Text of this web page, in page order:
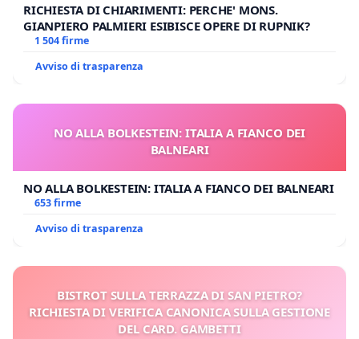
RICHIESTA DI CHIARIMENTI: PERCHE' MONS.
GIANPIERO PALMIERI ESIBISCE OPERE DI RUPNIK?
1 504 firme
Avviso di trasparenza
NO ALLA BOLKESTEIN: ITALIA A FIANCO DEI
BALNEARI
NO ALLA BOLKESTEIN: ITALIA A FIANCO DEI BALNEARI
653 firme
Avviso di trasparenza
BISTROT SULLA TERRAZZA DI SAN PIETRO?
RICHIESTA DI VERIFICA CANONICA SULLA GESTIONE
DEL CARD. GAMBETTI